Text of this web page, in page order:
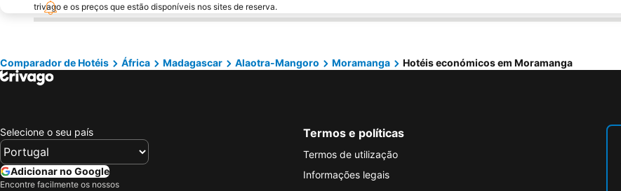
trivago e os preços que estão disponíveis nos sites de reserva.
Comparador de Hotéis África Madagascar Alaotra-Mangoro Moramanga Hotéis económicos em Moramanga
Selecione o seu país
Adicionar no Google
Encontre facilmente os nossos
Termos e políticas
Termos de utilização
Informações legais